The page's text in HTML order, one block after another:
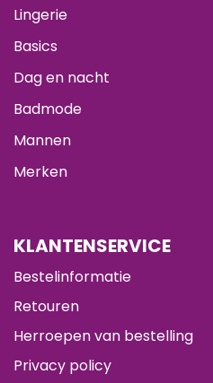
Lingerie
Basics
Dag en nacht
Badmode
Mannen
Merken
KLANTENSERVICE
Bestelinformatie
Retouren
Herroepen van bestelling
Privacy policy